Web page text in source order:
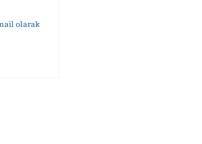
olarak